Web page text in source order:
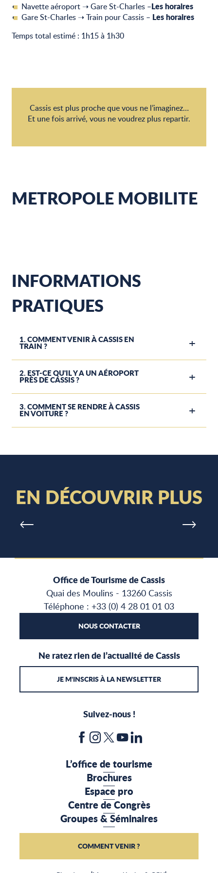
Navette aéroport ➝ Gare St-Charles –Les horaires
Gare St-Charles ➝ Train pour Cassis – Les horaires
Temps total estimé : 1h15 à 1h30
Cassis est plus proche que vous ne l’imaginez…
Et une fois arrivé, vous ne voudrez plus repartir.
METROPOLE MOBILITE
INFORMATIONS
PRATIQUES
1. COMMENT VENIR À CASSIS EN
TRAIN ?
2. EST-CE QU'IL Y A UN AÉROPORT
PRÈS DE CASSIS ?
3. COMMENT SE RENDRE À CASSIS
EN VOITURE ?
EN DÉCOUVRIR PLUS
Office de Tourisme de Cassis
Quai des Moulins - 13260 Cassis
Téléphone : +33 (0) 4 28 01 01 03
NOUS CONTACTER
Ne ratez rien de l’actualité de Cassis
JE M'INSCRIS À LA NEWSLETTER
Suivez-nous !
L’office de tourisme
Brochures
Espace pro
Centre de Congrès
Groupes & Séminaires
COMMENT VENIR ?